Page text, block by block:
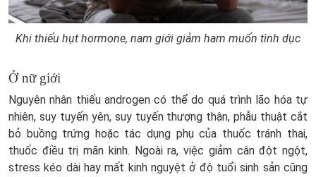
Khi thiếu hụt hormone, nam giới giảm ham muốn tình dục
Ở nữ giới
Nguyên nhân thiếu androgen có thể do quá trình lão hóa tự
nhiên, suy tuyến yên, suy tuyến thượng thận, phẫu thuật cắt
bỏ buồng trứng hoặc tác dụng phụ của thuốc tránh thai,
thuốc điều trị mãn kinh. Ngoài ra, việc giảm cân đột ngột,
stress kéo dài hay mất kinh nguyệt ở độ tuổi sinh sản cũng